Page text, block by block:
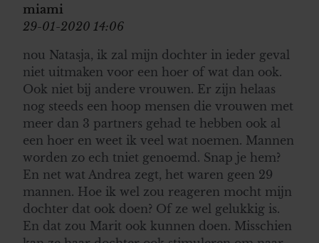
miami
29-01-2020 14:06
nou Natasja, ik zal mijn dochter in ieder geval
niet uitmaken voor een hoer of wat dan ook.
Ook niet bij andere vrouwen. Er zijn helaas
nog steeds een hoop mensen die vrouwen met
meer dan 3 partners gehad te hebben ook al
een hoer en weet ik veel wat noemen. Mannen
worden zo ech tniet genoemd. Snap je hem?
En net wat Andrea zegt, het waren geen 29
mannen. Hoe ik wel zou reageren mocht mijn
dochter dat ook doen? Of ze wel gelukkig is.
En dat zou Marit ook kunnen doen. Misschien